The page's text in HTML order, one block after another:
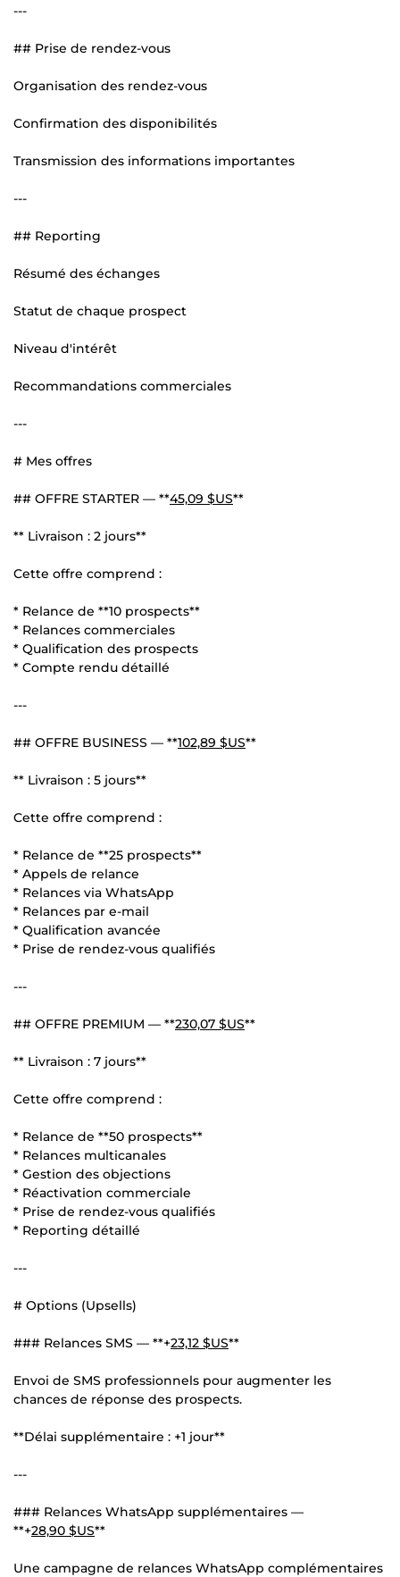
---
## Prise de rendez-vous
Organisation des rendez-vous
Confirmation des disponibilités
Transmission des informations importantes
---
## Reporting
Résumé des échanges
Statut de chaque prospect
Niveau d'intérêt
Recommandations commerciales
---
# Mes offres
## OFFRE STARTER — **45,09 $US**
** Livraison : 2 jours**
Cette offre comprend :
* Relance de **10 prospects**
* Relances commerciales
* Qualification des prospects
* Compte rendu détaillé
---
## OFFRE BUSINESS — **102,89 $US**
** Livraison : 5 jours**
Cette offre comprend :
* Relance de **25 prospects**
* Appels de relance
* Relances via WhatsApp
* Relances par e-mail
* Qualification avancée
* Prise de rendez-vous qualifiés
---
## OFFRE PREMIUM — **230,07 $US**
** Livraison : 7 jours**
Cette offre comprend :
* Relance de **50 prospects**
* Relances multicanales
* Gestion des objections
* Réactivation commerciale
* Prise de rendez-vous qualifiés
* Reporting détaillé
---
# Options (Upsells)
### Relances SMS — **+23,12 $US**
Envoi de SMS professionnels pour augmenter les
chances de réponse des prospects.
**Délai supplémentaire : +1 jour**
---
### Relances WhatsApp supplémentaires —
**+28,90 $US**
Une campagne de relances WhatsApp complémentaires